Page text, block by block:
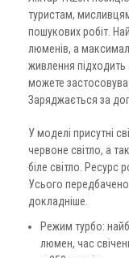
туристам,
пошукових робіт.
люменів, а
живлення підходить
можете
Заряджається за
У моделі присутні
червоне світло, а
біле світло. Ресурс
Усього
докладніше.
Режим турбо:
люмен, час